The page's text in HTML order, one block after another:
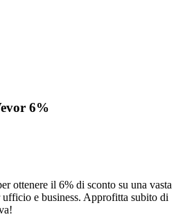
6%
ottenere il 6% di sconto su una vasta
e business. Approfitta subito di